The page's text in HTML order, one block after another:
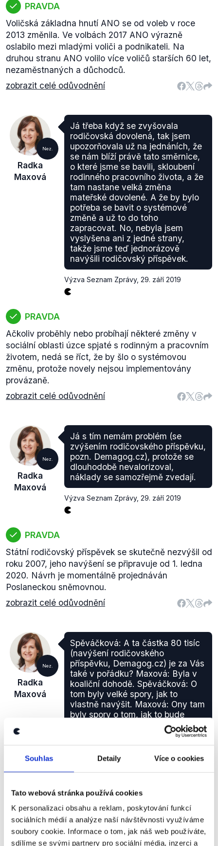
Souhlas Detaily Více o cookies
Tato webová stránka používá cookies
K personalizaci obsahu a reklam, poskytování funkcí
sociálních médií a analýze naší návštěvnosti využíváme
soubory cookie. Informace o tom, jak náš web používáte,
sdílíme se svými partnery pro sociální média, inzerci a
PRAVDA
Voličská základna hnutí ANO se od voleb v roce
2013 změnila. Ve volbách 2017 ANO výrazně
oslabilo mezi mladými voliči a podnikateli. Na
druhou stranu ANO volilo více voličů starších 60 let,
nezaměstnaných a důchodců.
zobrazit celé odůvodnění
Nez.
Radka
Maxová
Já třeba když se zvyšovala
rodičovská dovolená, tak jsem
upozorňovala už na jednáních, že
se nám blíží právě tato směrnice,
o které jsme se bavili, skloubení
rodinného pracovního života, a že
tam nastane velká změna
mateřské dovolené. A že by bylo
potřeba se bavit o systémové
změně a už to do toho
zapracovat. No, nebyla jsem
vyslyšena ani z jedné strany,
takže jsme teď jednorázově
navýšili rodičovský příspěvek.
Výzva Seznam Zprávy, 29. září 2019
PRAVDA
Ačkoliv proběhly nebo probíhají některé změny v
sociální oblasti úzce spjaté s rodinným a pracovním
životem, nedá se říct, že by šlo o systémovou
změnu, protože novely nejsou implementovány
provázaně.
zobrazit celé odůvodnění
Nez.
Radka
Maxová
Já s tím nemám problém (se
zvýšením rodičovského příspěvku,
pozn. Demagog.cz), protože se
dlouhodobě nevalorizoval,
náklady se samozřejmě zvedají.
Výzva Seznam Zprávy, 29. září 2019
PRAVDA
Státní rodičovský příspěvek se skutečně nezvýšil od
roku 2007, jeho navýšení se připravuje od 1. ledna
2020. Návrh je momentálně projednáván
Poslaneckou sněmovnou.
zobrazit celé odůvodnění
Nez.
Radka
Maxová
Spěváčková: A ta částka 80 tisíc
(navýšení rodičovského
příspěvku, Demagog.cz) je za Vás
také v pořádku? Maxová: Byla v
koaliční dohodě. Spěváčková: O
tom byly velké spory, jak to
vlastně navýšit. Maxová: Ony tam
byly spory o tom, jak to bude
vlastně propočítáno, komu se to
dostane, jestli se to rozdělí na dvě
částky dvakrát 40 tisíc nebo
jednorázová. Já jsem prosazovala
jednorázovou částku.
PRAVDA
Programové prohlášení vlády navazující na koaliční